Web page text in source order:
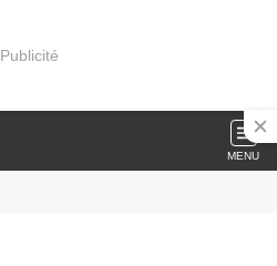
Publicité
MENU